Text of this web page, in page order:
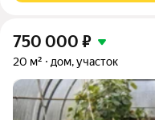
750 000 ₽
20 м² дом, участок